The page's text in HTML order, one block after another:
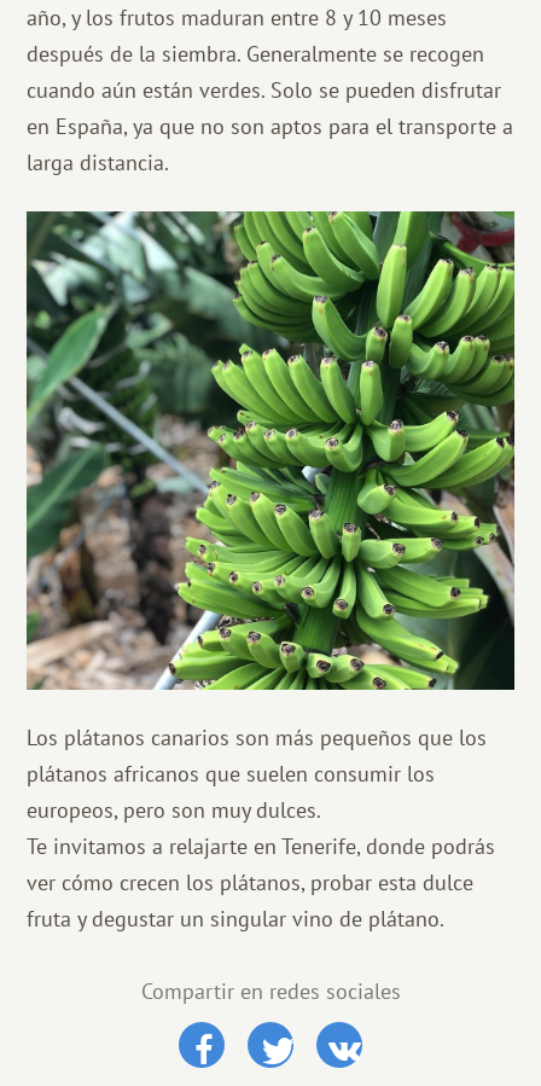
año, y los frutos maduran entre 8 y 10 meses
después de la siembra. Generalmente se recogen
cuando aún están verdes. Solo se pueden disfrutar
en España, ya que no son aptos para el transporte a
larga distancia.
Los plátanos canarios son más pequeños que los
plátanos africanos que suelen consumir los
europeos, pero son muy dulces.
Te invitamos a relajarte en Tenerife, donde podrás
ver cómo crecen los plátanos, probar esta dulce
fruta y degustar un singular vino de plátano.
Compartir en redes sociales